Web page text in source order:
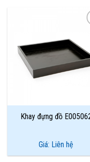
Khay đựng đồ
Giá: Liên hệ